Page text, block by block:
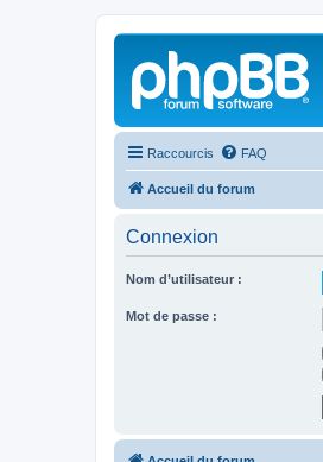
Raccourcis FAQ
Accueil du forum
Connexion
Nom d’utilisateur :
Mot de passe :